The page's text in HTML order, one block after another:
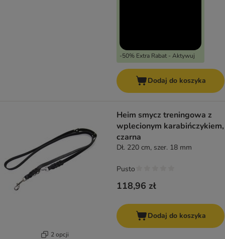
-50% Extra Rabat - Aktywuj
Dodaj do koszyka
2 opcji
Heim smycz treningowa z
wplecionym karabińczykiem,
czarna
Dł. 220 cm, szer. 18 mm
118,96 zł
Pusto
Dodaj do koszyka